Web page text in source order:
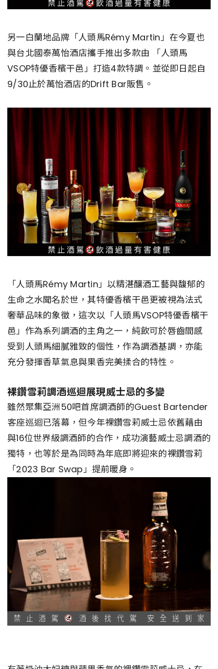
另一白蘭地品牌「人頭馬Rémy Martin」在今夏也
與台北國泰萬怡酒店攜手推出多款由 「人頭馬
VSOP特優香檳干邑」打造4款特調。並從即日起自
9/30止於萬怡酒店的Drift Bar販售。
「人頭馬Rémy Martin」以精湛釀酒工藝與馥郁的
生命之水聞名於世，其特優香檳干邑更被視為法式
奢華品味的象徵，這次以「人頭馬VSOP特優香檳干
邑」作為系列調酒的主角之一，純飲可於唇齒間感
受到人頭馬細膩雅致的個性，作為調酒基調，亦能
充分發揮香草氣息與果香完美揉合的特性。
裸鑽雪莉調酒巡迴展現威士忌的多變
雖然聚集亞洲50吧首席調酒師的Guest Bartender
客座巡迴已落幕，但今年裸鑽雪莉威士忌依舊藉由
與16位世界級調酒師的合作，成功演藝威士忌調酒的
獨特，也等於是為同時為年底即將迎來的裸鑽雪莉
「2023 Bar Swap」提前暖身。